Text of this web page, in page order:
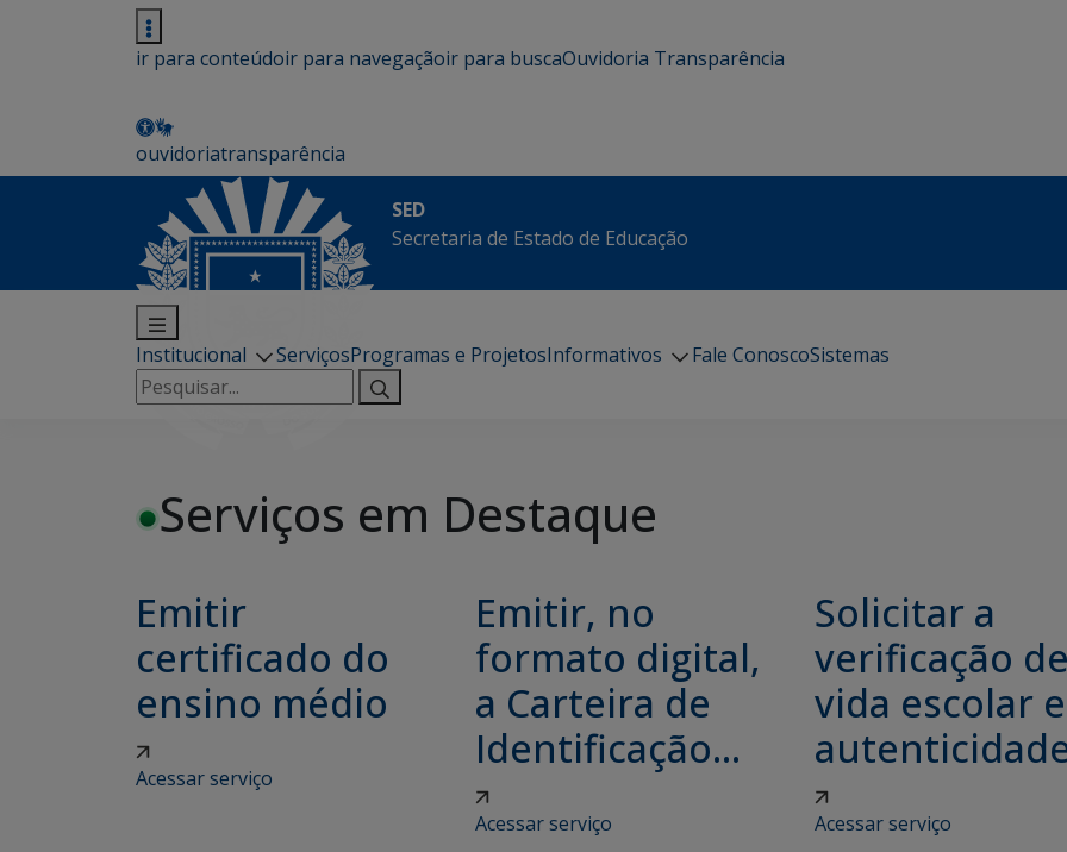
ir para conteúdoir para navegaçãoir para buscaOuvidoria Transparência
ouvidoriatransparência
SED
Secretaria de Estado de Educação
Institucional ServiçosProgramas e ProjetosInformativos Fale ConoscoSistemas
Pesquisar
por:
Serviços em Destaque
Emitir
certificado do
ensino médio
Acessar serviço
Emitir, no
formato digital,
a Carteira de
Identificação...
Acessar serviço
Solicitar a
verificação de
vida escolar e
Acessar serviço